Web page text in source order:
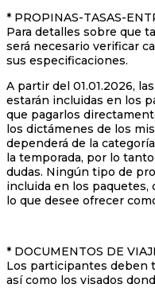
* PROPINAS-TASAS-
Para detalles sobre que
será necesario verificar
sus especificaciones.
A partir del 01.01.2026,
estarán incluidas en los
que pagarlos
los dictámenes de los
dependerá de la
la temporada, por lo
dudas. Ningún tipo de
incluida en los paquetes,
lo que desee ofrecer
* DOCUMENTOS DE
Los participantes deben
así como los visados